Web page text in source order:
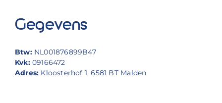
Gegevens
Btw: NL001876899B47
Kvk:09166472
Adres: Kloosterhof 1, 6581 BT Malden